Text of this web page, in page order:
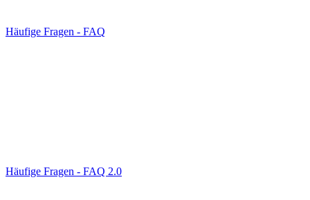
Häufige Fragen - FAQ
Häufige Fragen - FAQ 2.0